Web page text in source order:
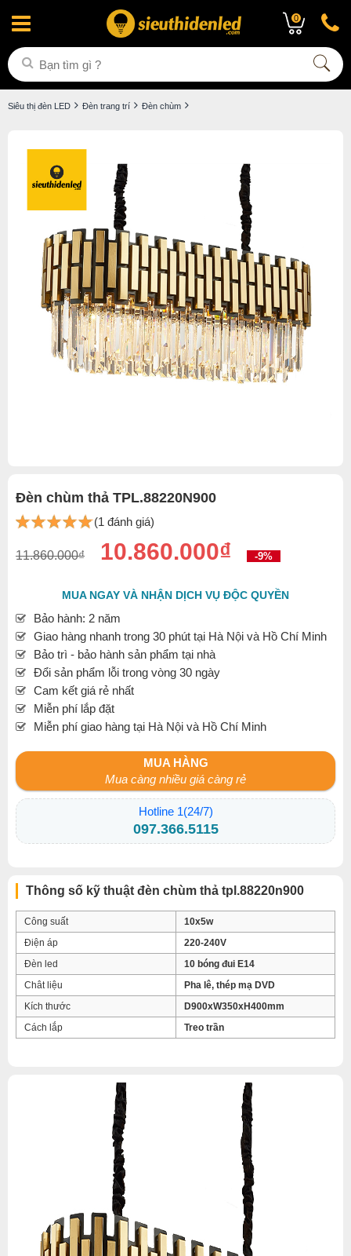
0
Siêu thị đèn LED Đèn trang trí Đèn chùm
Đèn chùm thả TPL.88220N900
(1 đánh giá)
11.860.000₫ 10.860.000₫ -9%
MUA NGAY VÀ NHẬN DỊCH VỤ ĐỘC QUYỀN
Bảo hành: 2 năm
Giao hàng nhanh trong 30 phút tại Hà Nội và Hồ Chí Minh
Bảo trì - bảo hành sản phẩm tại nhà
Đổi sản phẩm lỗi trong vòng 30 ngày
Cam kết giá rẻ nhất
Miễn phí lắp đặt
Miễn phí giao hàng tại Hà Nội và Hồ Chí Minh
MUA HÀNG
Mua càng nhiều giá càng rẻ
Hotline 1(24/7)
097.366.5115
Thông số kỹ thuật đèn chùm thả tpl.88220n900
Công suất
10x5w
Điện áp
220-240V
Đèn led
10 bóng đui E14
Chât liệu
Pha lê, thép mạ DVD
Kích thước
D900xW350xH400mm
Cách lắp
Treo trần